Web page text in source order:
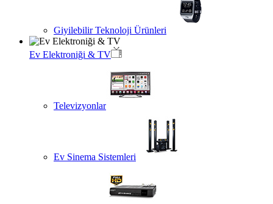
Giyilebilir Teknoloji Ürünleri
Ev Elektroniği & TV
Televizyonlar
Ev Sinema Sistemleri